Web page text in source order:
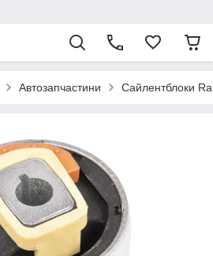
Автозапчастини Сайлентблоки